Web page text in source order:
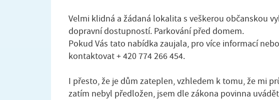
Velmi klidná a žádaná lokalita s veškerou občanskou
dopravní dostupností. Parkování před domem.
Pokud Vás tato nabídka zaujala, pro více informací
kontaktovat + 420 774 266 454.
I přesto, že je dům zateplen, vzhledem k tomu, že mi
zatím nebyl předložen, jsem dle zákona povinna